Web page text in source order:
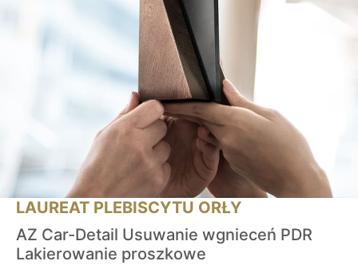
LAUREAT PLEBISCYTU ORŁY
AZ Car-Detail Usuwanie wgnieceń PDR
Lakierowanie proszkowe